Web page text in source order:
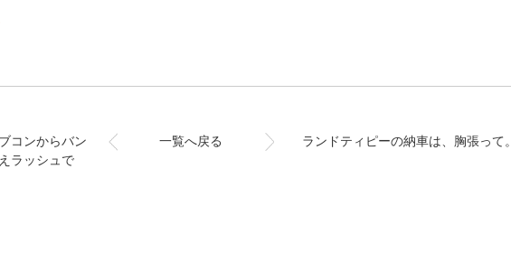
コンからバン
ラッシュで
一覧へ戻る ランドティピーの納車は、胸張って。